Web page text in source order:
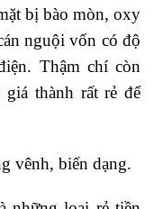
bị bào mòn, oxy
nguội vốn có độ
Thậm chí còn
giá thành rất rẻ để
vênh, biến dạng.